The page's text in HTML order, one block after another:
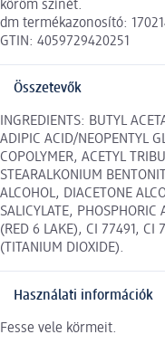
köröm színét.
dm termékazonosító:
GTIN: 4059729420251
Összetevők
INGREDIENTS: BUTYL
ADIPIC ACID/NEOPENTYL
COPOLYMER, ACETYL
STEARALKONIUM
ALCOHOL, DIACETONE
SALICYLATE,
(RED 6 LAKE), CI 77491, CI
(TITANIUM DIOXIDE).
Használati információk
Fesse vele körmeit.